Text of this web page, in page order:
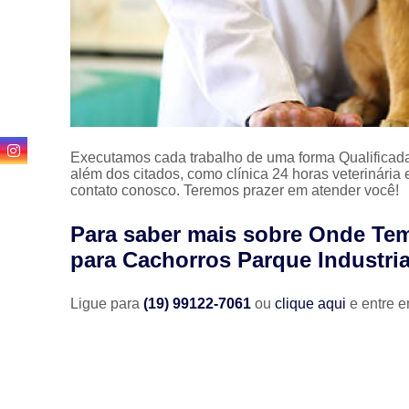
Executamos cada trabalho de uma forma
além dos citados, como clínica 24 horas
contato conosco. Teremos prazer em atender você!
Para saber mais sobre Onde
para Cachorros Parque
Ligue para(19) 99122-7061ouclique aqui e entre